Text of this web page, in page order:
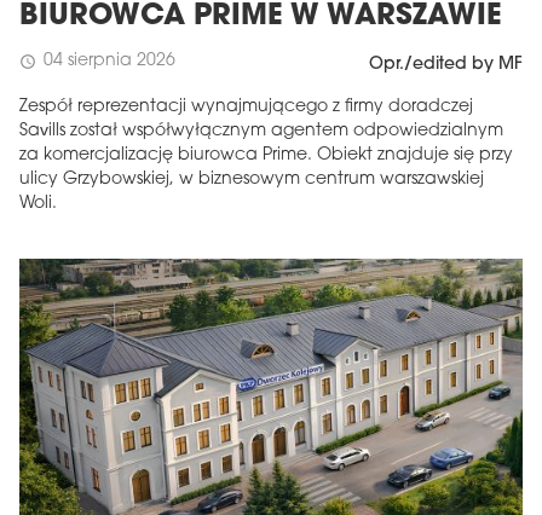
BIUROWCA PRIME W WARSZAWIE
schedule 04 sierpnia 2026 Opr./edited by MF
Zespół reprezentacji wynajmującego z firmy doradczej
Savills został współwyłącznym agentem odpowiedzialnym
za komercjalizację biurowca Prime. Obiekt znajduje się przy
ulicy Grzybowskiej, w biznesowym centrum warszawskiej
Woli.